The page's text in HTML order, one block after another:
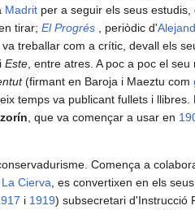
Madrit per a seguir els seus estudis,
tirar; El Progrés , periòdic d'
va treballar com a crític, devall els
Este , entre atres. A poc a poc el seu
(firmant en Baroja i Maeztu com
temps va publicant fullets i llibres.
, que va començar a usar en
Comença a
La Cierva , es convertixen en els
i 1919) subsecretari d'Instrucció